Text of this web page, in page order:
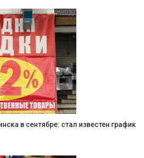
в сентябре: стал известен график